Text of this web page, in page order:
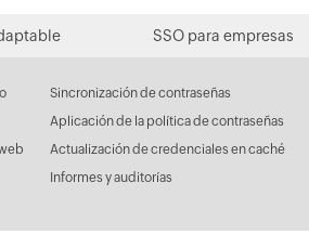
SSO para empresas
Sincronización de contraseñas
Aplicación de la política de contraseñas
Actualización de credenciales en caché
Informes y auditorías